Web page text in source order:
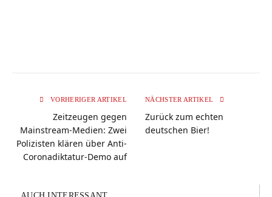
VORHERIGER ARTIKEL
Zeitzeugen gegen
Mainstream-Medien: Zwei
Polizisten klären über Anti-
Coronadiktatur-Demo auf
NÄCHSTER ARTIKEL
Zurück zum echten
deutschen Bier!